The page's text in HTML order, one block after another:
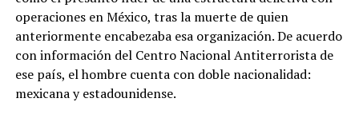
operaciones en México, tras la muerte de quien
anteriormente encabezaba esa organización. De acuerdo
con información del Centro Nacional Antiterrorista de
ese país, el hombre cuenta con doble nacionalidad:
mexicana y estadounidense.